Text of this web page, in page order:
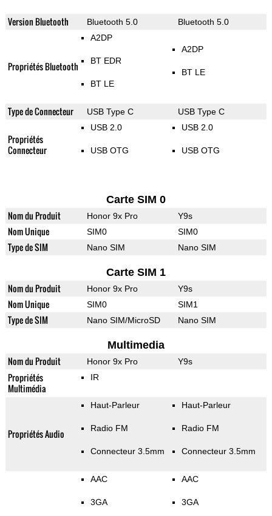
Version Bluetooth Bluetooth 5.0 Bluetooth 5.0
Propriétés Bluetooth
A2DP
BT EDR
BT LE
A2DP
BT LE
Type de Connecteur USB Type C USB Type C
Propriétés
Connecteur
USB 2.0
USB OTG
USB 2.0
USB OTG
Carte SIM 0
Nom du Produit Honor 9x Pro Y9s
Nom Unique SIM0 SIM0
Type de SIM Nano SIM Nano SIM
Carte SIM 1
Nom du Produit Honor 9x Pro Y9s
Nom Unique SIM0 SIM1
Type de SIM Nano SIM/MicroSD Nano SIM
Multimedia
Nom du Produit Honor 9x Pro Y9s
Propriétés
Multimédia
IR
Propriétés Audio
Haut-Parleur
Radio FM
Connecteur 3.5mm
Haut-Parleur
Radio FM
Connecteur 3.5mm
AAC
3GA
AAC
3GA